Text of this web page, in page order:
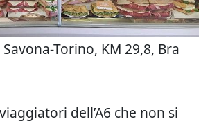
Torino, KM 29,8, Bra
dell’A6 che non si